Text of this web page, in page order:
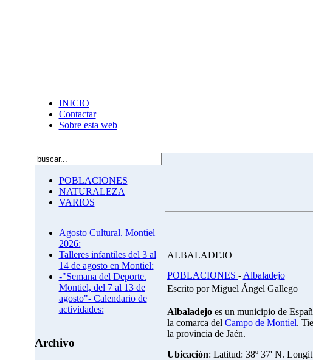
INICIO
Contactar
Sobre esta web
POBLACIONES
NATURALEZA
VARIOS
Agosto Cultural. Montiel
2026:
Talleres infantiles del 3 al
14 de agosto en Montiel:
-"Semana del Deporte.
Montiel, del 7 al 13 de
agosto"- Calendario de
actividades:
Archivo
ALBALADEJO
POBLACIONES - Albaladejo
Escrito por Miguel Ángel Gallego
Albaladejoes un municipio de
la comarca del Campo de Montiel.
la provincia de Jaén.
Ubicación: Latitud: 38º 37' N.